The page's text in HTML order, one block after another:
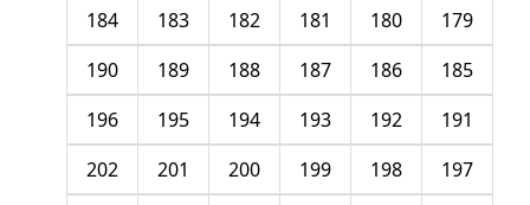
179
180
181
182
183
184
185
186
187
188
189
190
191
192
193
194
195
196
197
198
199
200
201
202